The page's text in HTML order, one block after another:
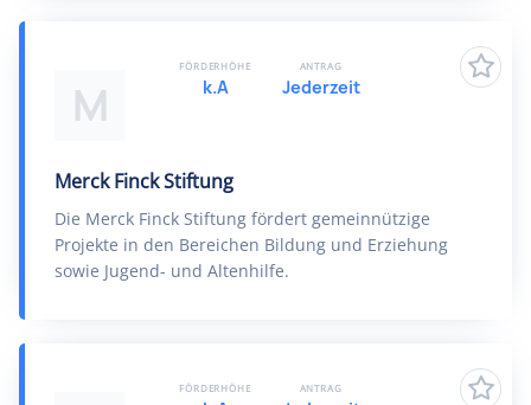
M
Merck Finck Stiftung
Die Merck Finck Stiftung fördert gemeinnützige
Projekte in den Bereichen Bildung und Erziehung
sowie Jugend- und Altenhilfe.
FÖRDERHÖHE
k.A
ANTRAG
Jederzeit
FÖRDERHÖHE ANTRAG